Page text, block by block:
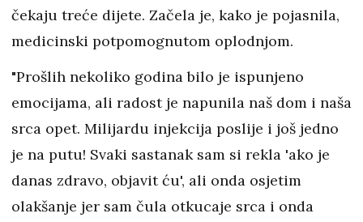
čekaju treće dijete. Začela je, kako je pojasnila,
medicinski potpomognutom oplodnjom.
"Prošlih nekoliko godina bilo je ispunjeno
emocijama, ali radost je napunila naš dom i naša
srca opet. Milijardu injekcija poslije i još jedno
je na putu! Svaki sastanak sam si rekla 'ako je
danas zdravo, objavit ću', ali onda osjetim
olakšanje jer sam čula otkucaje srca i onda